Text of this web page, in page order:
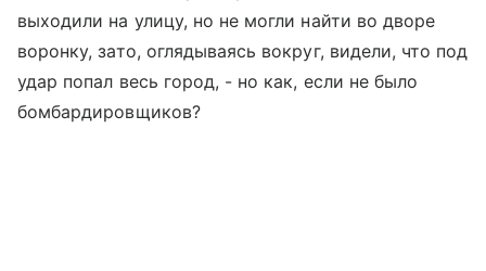
выходили на улицу, но не могли найти во дворе
воронку, зато, оглядываясь вокруг, видели, что под
удар попал весь город, - но как, если не было
бомбардировщиков?